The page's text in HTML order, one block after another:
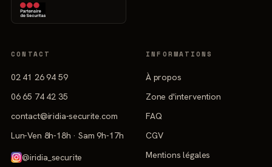
CONTACT
02 41 26 94 59
06 65 74 42 35
contact@iridia-securite.com
Lun-Ven 8h-18h · Sam 9h-17h
@iridia_securite
INFORMATIONS
À propos
Zone d'intervention
FAQ
CGV
Mentions légales